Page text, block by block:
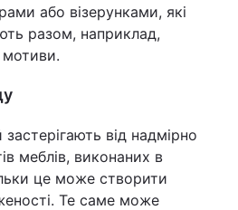
або візерунками, які
разом, наприклад,
мотиви.
від надмірно
меблів, виконаних в
це може створити
Те саме може